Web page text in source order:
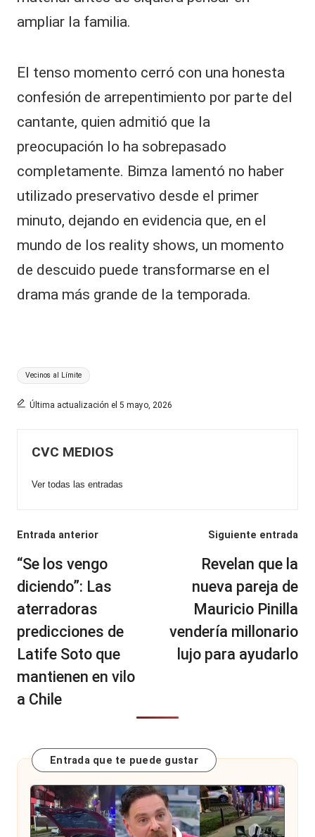
ampliar la familia.
​El tenso momento cerró con una honesta
confesión de arrepentimiento por parte del
cantante, quien admitió que la
preocupación lo ha sobrepasado
completamente. Bimza lamentó no haber
utilizado preservativo desde el primer
minuto, dejando en evidencia que, en el
mundo de los reality shows, un momento
de descuido puede transformarse en el
drama más grande de la temporada.
Etiquetas:
Vecinos al Límite
Última actualización el 5 mayo, 2026
CVC MEDIOS
Ver todas las entradas
Navegación
de
entradas
Entrada anterior
“Se los vengo
diciendo”: Las
aterradoras
predicciones de
Latife Soto que
mantienen en vilo
a Chile
Siguiente entrada
Revelan que la
nueva pareja de
Mauricio Pinilla
vendería millonario
lujo para ayudarlo
Entrada que te puede gustar